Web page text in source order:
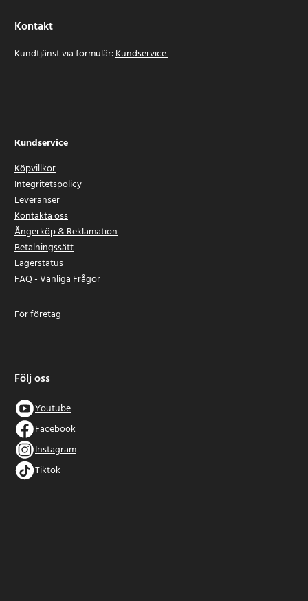
Kontakt
Kundtjänst via formulär:Kundservice
Kundservice
Köpvillkor
Integritetspolicy
Leveranser
Kontakta oss
Ångerköp & Reklamation
Betalningssätt
Lagerstatus
FAQ - Vanliga Frågor
För företag
Följ oss
Youtube
Facebook
Instagram
Tiktok